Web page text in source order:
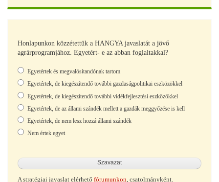
Honlapunkon közzétettük a HANGYA javaslatát a jövő
agrárprogramjához. Egyetért- e az abban foglaltakkal?
Választások
Egyetértek és megvalósítandónak tartom
Egyetértek, de kiegészítendő további gazdaságpolitikai eszközökkel
Egyetértek, de kiegészítendő további vidékfejlesztési eszközökkel
Egyetértek, de az állami szándék mellett a gazdák meggyőzése is kell
Egyetértek, de nem lesz hozzá állami szándék
Nem értek egyet
A stratégiai javaslat elérhető fórumunkon, csatolmányként.